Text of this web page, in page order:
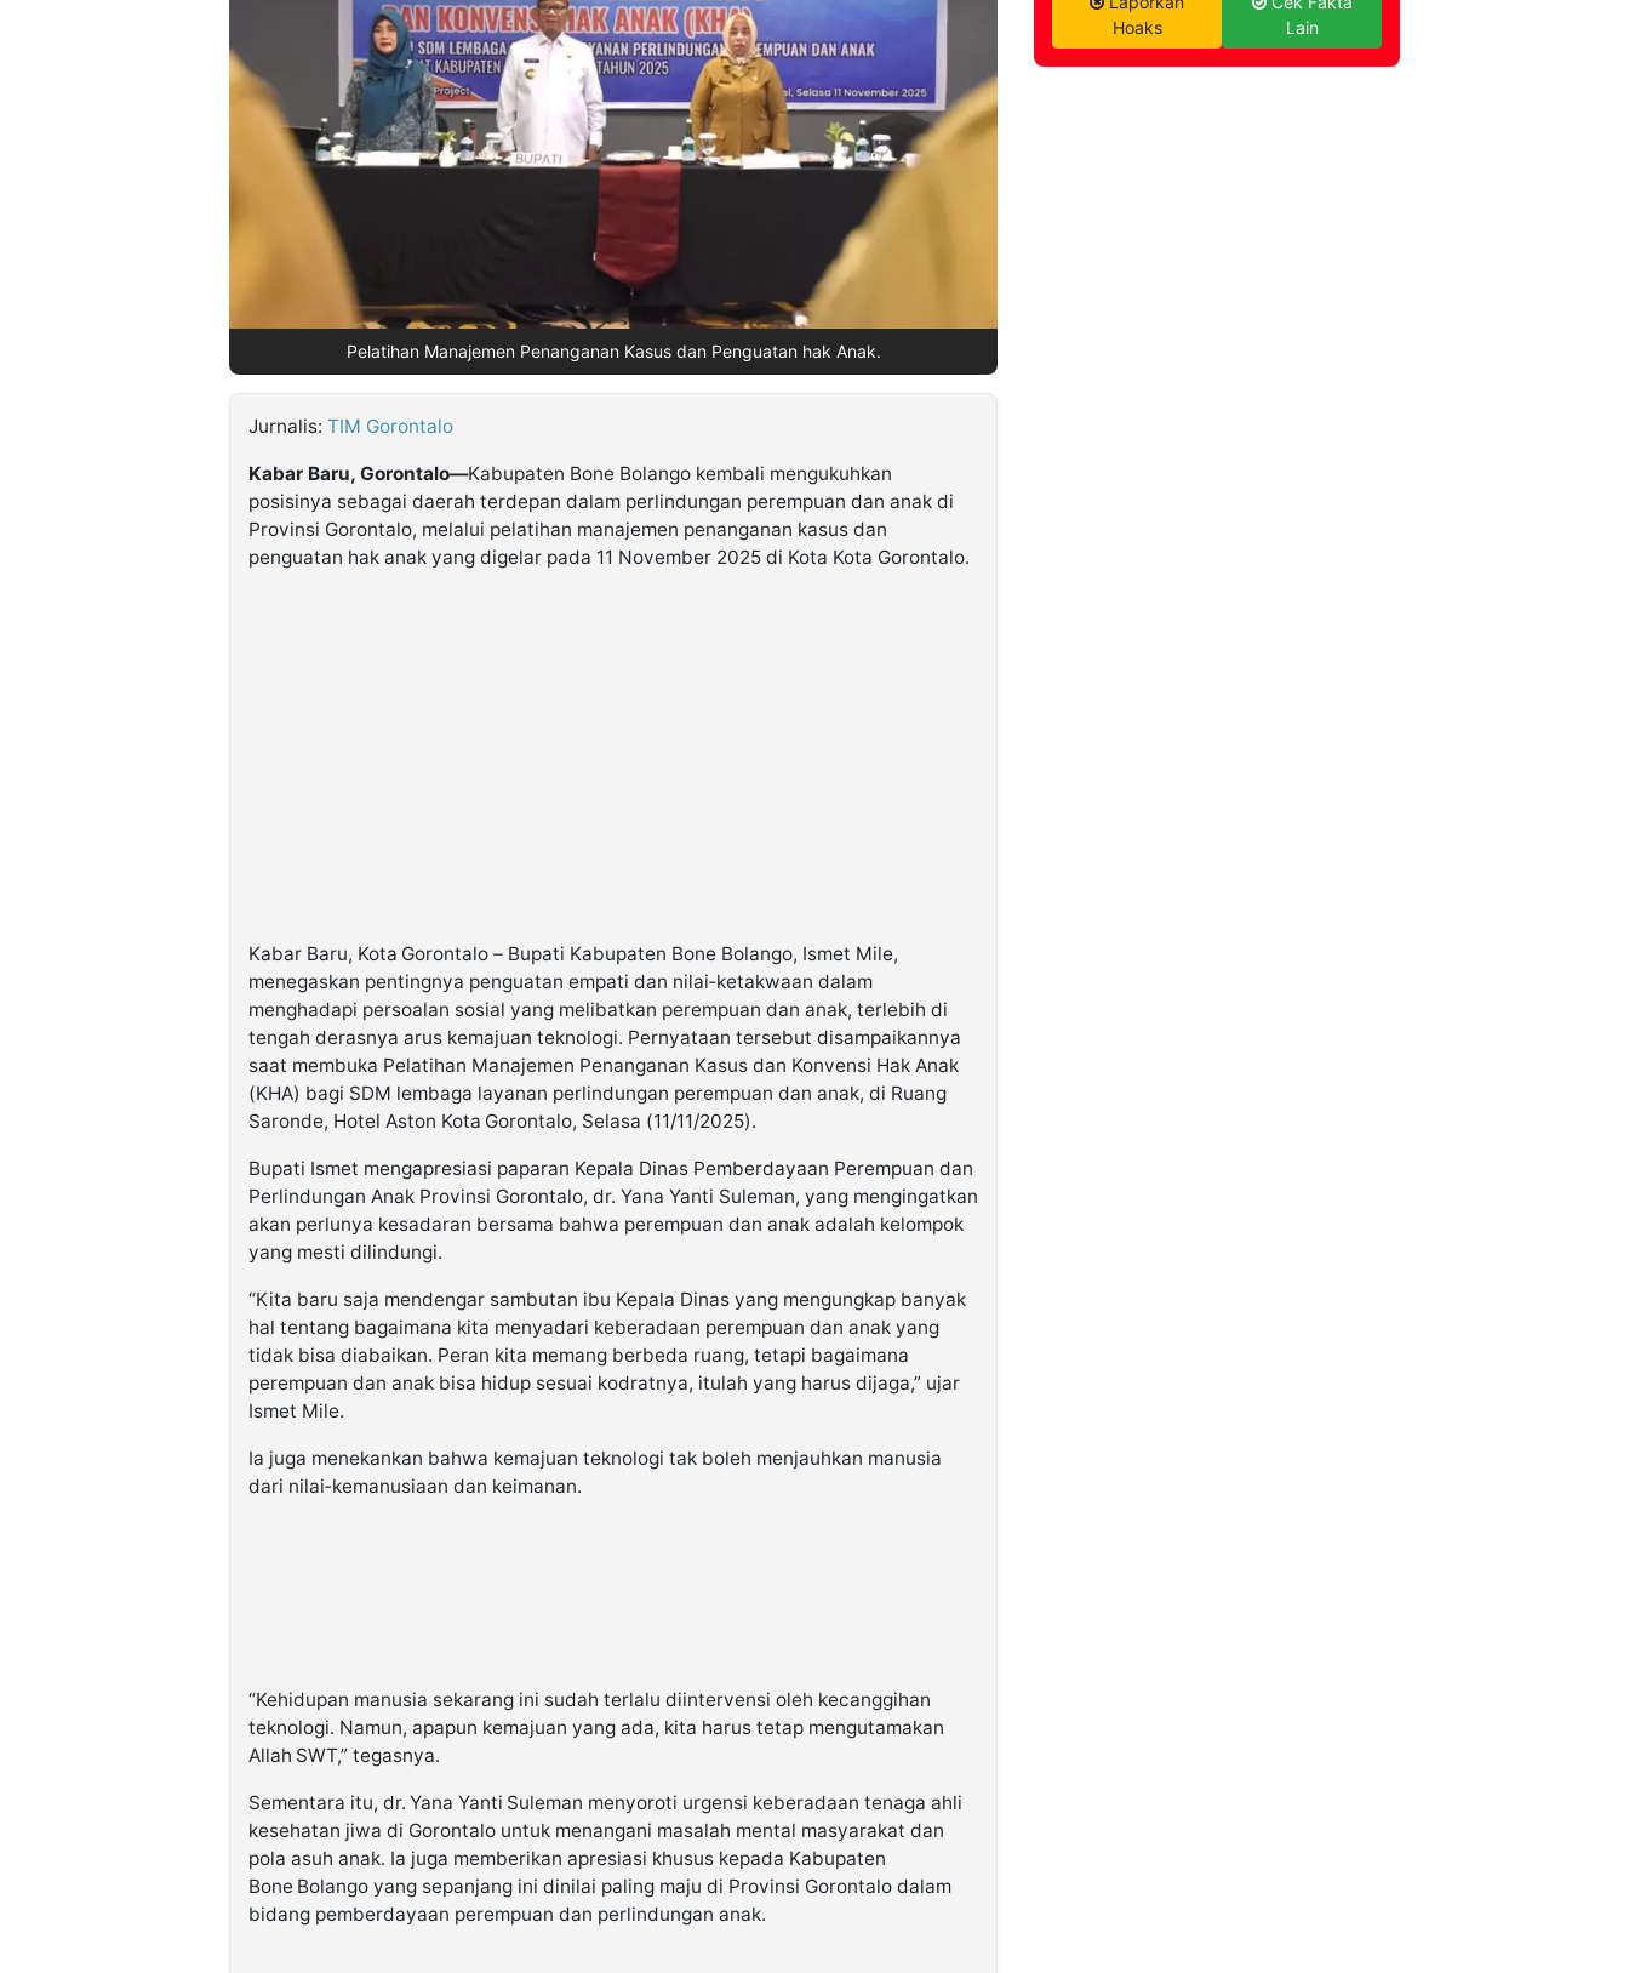
Pelatihan Manajemen Penanganan Kasus dan Penguatan hak Anak.
Jurnalis: TIM Gorontalo
Kabar Baru, Gorontalo—Kabupaten Bone Bolango kembali mengukuhkan
posisinya sebagai daerah terdepan dalam perlindungan perempuan dan anak di
Provinsi Gorontalo, melalui pelatihan manajemen penanganan kasus dan
penguatan hak anak yang digelar pada 11 November 2025 di Kota Kota Gorontalo.
Kabar Baru, Kota Gorontalo – Bupati Kabupaten Bone Bolango, Ismet Mile,
menegaskan pentingnya penguatan empati dan nilai‑ketakwaan dalam
menghadapi persoalan sosial yang melibatkan perempuan dan anak, terlebih di
tengah derasnya arus kemajuan teknologi. Pernyataan tersebut disampaikannya
saat membuka Pelatihan Manajemen Penanganan Kasus dan Konvensi Hak Anak
(KHA) bagi SDM lembaga layanan perlindungan perempuan dan anak, di Ruang
Saronde, Hotel Aston Kota Gorontalo, Selasa (11/11/2025).
Bupati Ismet mengapresiasi paparan Kepala Dinas Pemberdayaan Perempuan dan
Perlindungan Anak Provinsi Gorontalo, dr. Yana Yanti Suleman, yang mengingatkan
akan perlunya kesadaran bersama bahwa perempuan dan anak adalah kelompok
yang mesti dilindungi.
“Kita baru saja mendengar sambutan ibu Kepala Dinas yang mengungkap banyak
hal tentang bagaimana kita menyadari keberadaan perempuan dan anak yang
tidak bisa diabaikan. Peran kita memang berbeda ruang, tetapi bagaimana
perempuan dan anak bisa hidup sesuai kodratnya, itulah yang harus dijaga,” ujar
Ismet Mile.
Ia juga menekankan bahwa kemajuan teknologi tak boleh menjauhkan manusia
dari nilai‑kemanusiaan dan keimanan.
“Kehidupan manusia sekarang ini sudah terlalu diintervensi oleh kecanggihan
teknologi. Namun, apapun kemajuan yang ada, kita harus tetap mengutamakan
Allah SWT,” tegasnya.
Sementara itu, dr. Yana Yanti Suleman menyoroti urgensi keberadaan tenaga ahli
kesehatan jiwa di Gorontalo untuk menangani masalah mental masyarakat dan
pola asuh anak. Ia juga memberikan apresiasi khusus kepada Kabupaten
Bone Bolango yang sepanjang ini dinilai paling maju di Provinsi Gorontalo dalam
bidang pemberdayaan perempuan dan perlindungan anak.
Hoaks
Lain